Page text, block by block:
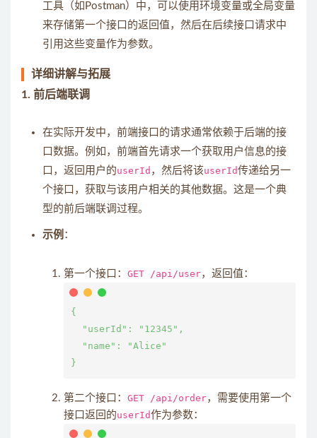
工具（如Postman）中，可以使用环境变量或全局变量
来存储第一个接口的返回值，然后在后续接口请求中
引用这些变量作为参数。
详细讲解与拓展
1. 前后端联调
在实际开发中，前端接口的请求通常依赖于后端的接
口数据。例如，前端首先请求一个获取用户信息的接
口，返回用户的userId ，然后将该userId传递给另一
个接口，获取与该用户相关的其他数据。这是一个典
型的前后端联调过程。
示例 ：
第一个接口： GET /api/user，返回值：
{
  "userId": "12345",
  "name": "Alice"
第二个接口： GET /api/order，需要使用第一个
接口返回的userId作为参数：